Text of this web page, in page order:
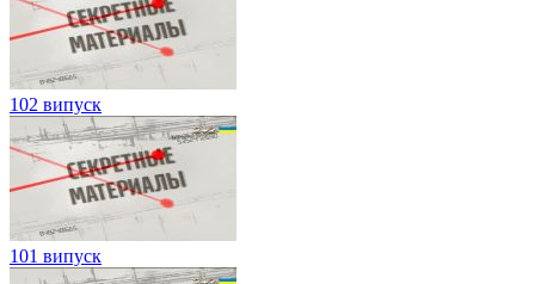
102 випуск
101 випуск